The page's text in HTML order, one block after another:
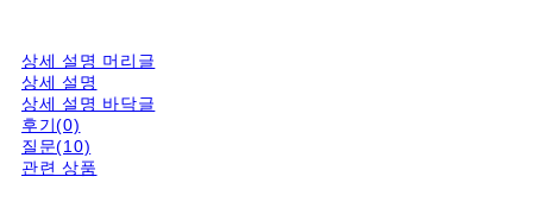
상세 설명 머리글
상세 설명
상세 설명 바닥글
후기(0)
질문(10)
관련 상품